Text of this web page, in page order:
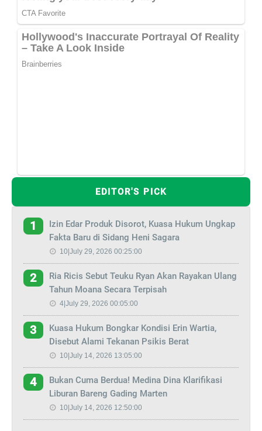
EDITOR'S PICK
1
Izin Edar Produk Disorot, Kuasa Hukum Ungkap
Fakta Baru di Sidang Heni Sagara
10|July 29, 2026 00:25:00
2
Ria Ricis Sebut Teuku Ryan Akan Rayakan Ulang
Tahun Moana Secara Terpisah
4|July 29, 2026 00:05:00
3
Kuasa Hukum Bongkar Kondisi Erin Wartia,
Disebut Alami Tekanan Psikis Berat
10|July 14, 2026 13:05:00
4
Bukan Cuma Berdua! Medina Dina Klarifikasi
Liburan Bareng Gading Marten
10|July 14, 2026 12:50:00